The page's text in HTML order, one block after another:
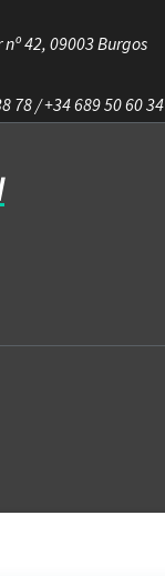
42, 09003 Burgos
78/+34 689 50 60 34